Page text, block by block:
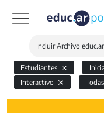
Incluir Archivo educ.ar
Estudiantes
Interactivo
Todas